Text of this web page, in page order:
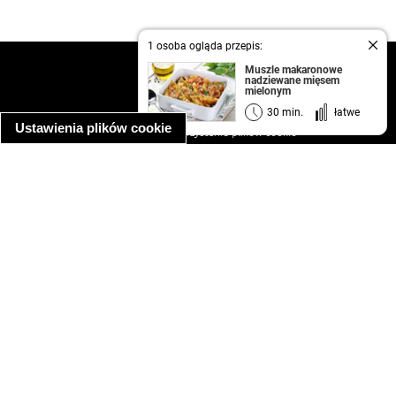
Ustawienia plików cookie
1 osoba ogląda przepis:
Muszle makaronowe
nadziewane mięsem
mielonym
30 min.
łatwe
kontakt
regulamin
informacja o prywatności
informacja o wykorzystaniu plików cookie